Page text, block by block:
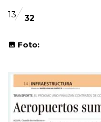
13 32
Foto: